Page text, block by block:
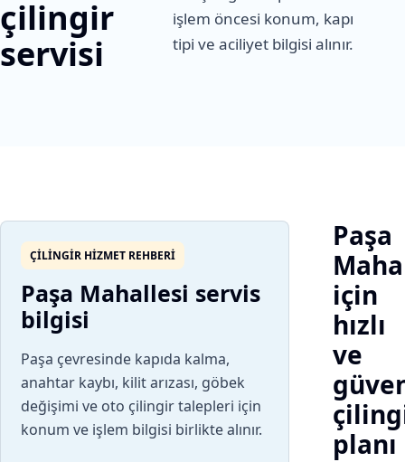
çilingir
servisi
işlem öncesi konum, kapı
tipi ve aciliyet bilgisi alınır.
ÇILINGIR HIZMET REHBERI
Paşa Mahallesi servis
bilgisi
Paşa çevresinde kapıda kalma,
anahtar kaybı, kilit arızası, göbek
değişimi ve oto çilingir talepleri için
konum ve işlem bilgisi birlikte alınır.
Paşa
için
hızlı
ve
planı